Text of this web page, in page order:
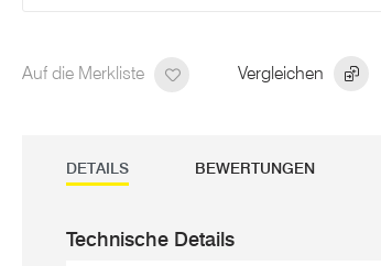
Auf die Merkliste Vergleichen
DETAILS BEWERTUNGEN
Technische Details